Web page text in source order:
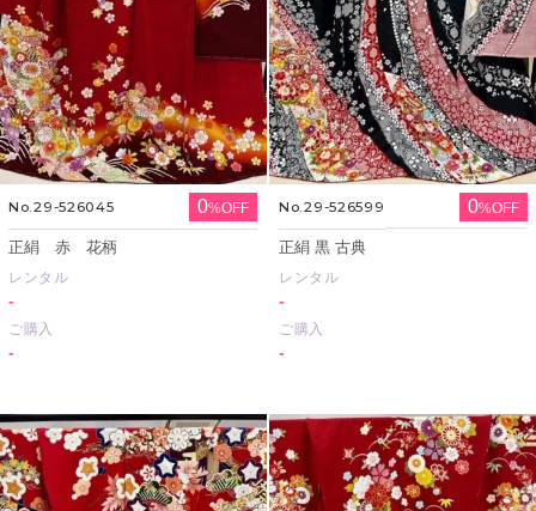
No.29-526045 0%OFF
正絹 赤 花柄
レンタル
-
ご購入
-
No.29-526599 0%OFF
正絹 黒 古典
レンタル
-
ご購入
-